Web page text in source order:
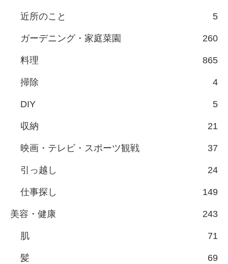
近所のこと 5
ガーデニング・家庭菜園 260
料理 865
掃除 4
DIY 5
収納 21
映画・テレビ・スポーツ観戦 37
引っ越し 24
仕事探し 149
美容・健康 243
肌 71
髪 69